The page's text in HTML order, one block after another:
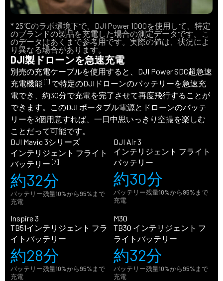
* 25℃のラボ環境下で、DJI Power 1000を使用して、特定
のブランドの製品を充電した場合の測定データです。こ
のデータはあくまで参考用です。実際の値は、状況によ
り異なる場合があります。
DJI製ドローンを急速充電
別売の充電ケーブルを使用すると、DJI Power SDC超急速
充電機能 [1]で特定のDJIドローンのバッテリーを急速充
電でき、約30分で充電を完了させて再度飛行することが
できます。このDJI ポータブル電源とドローンのバッテ
リーを3個用意すれば、一日中思いっきり空撮を楽しむ
ことだって可能です。
DJI Mavic 3シリーズ
インテリジェント フライト
バッテリー [7]
約32分
バッテリー残量10%から95%まで
充電
DJI Air 3
インテリジェント フライト
バッテリー
約30分
バッテリー残量10%から95%まで
充電
Inspire 3
TB51インテリジェント フラ
イトバッテリー
約28分
バッテリー残量10%から95%まで
充電
M30
TB30 インテリジェント フ
ライトバッテリー
約32分
バッテリー残量10%から95%まで
充電